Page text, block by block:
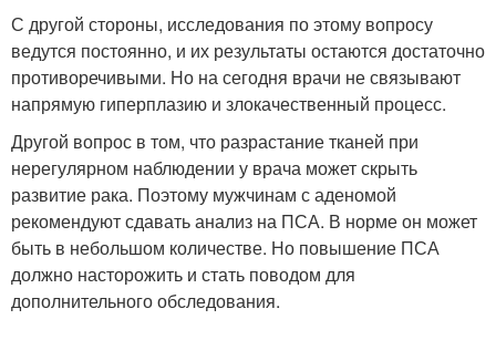
С другой стороны, исследования по этому вопросу
ведутся постоянно, и их результаты остаются достаточно
противоречивыми. Но на сегодня врачи не связывают
напрямую гиперплазию и злокачественный процесс.
Другой вопрос в том, что разрастание тканей при
нерегулярном наблюдении у врача может скрыть
развитие рака. Поэтому мужчинам с аденомой
рекомендуют сдавать анализ на ПСА. В норме он может
быть в небольшом количестве. Но повышение ПСА
должно насторожить и стать поводом для
дополнительного обследования.